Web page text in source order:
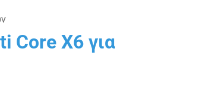
Core X6 για